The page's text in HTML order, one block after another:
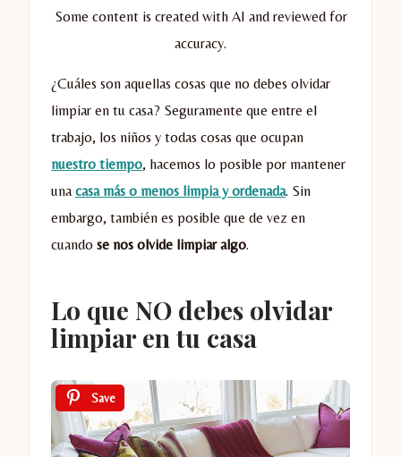
Some content is created with AI and reviewed for
accuracy.
¿Cuáles son aquellas cosas que no debes olvidar
limpiar en tu casa? Seguramente que entre el
trabajo, los niños y todas cosas que ocupan
nuestro tiempo, hacemos lo posible por mantener
una casa más o menos limpia y ordenada. Sin
embargo, también es posible que de vez en
cuando se nos olvide limpiar algo.
Lo que NO debes olvidar
limpiar en tu casa
Save